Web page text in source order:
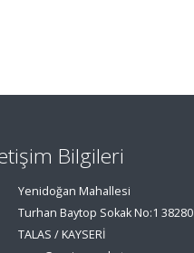
Bilgileri
Yenidoğan Mahallesi
Turhan Baytop Sokak No:1 38280
TALAS / KAYSERİ